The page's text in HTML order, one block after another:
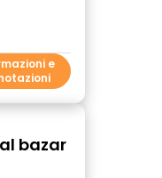
e
bazar